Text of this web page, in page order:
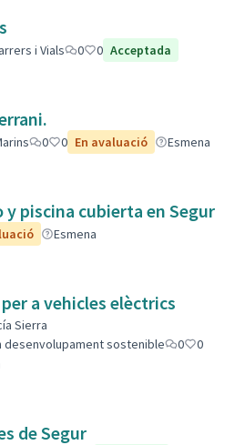
i Vials 0 0 Acceptada
0 0 En avaluació Esmena
piscina cubierta en Segur
Esmena
a vehicles elèctrics
Sierra
desenvolupament sostenible
0
0
de Segur